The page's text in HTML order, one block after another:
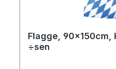
Flagge, 90x150cm,
÷sen